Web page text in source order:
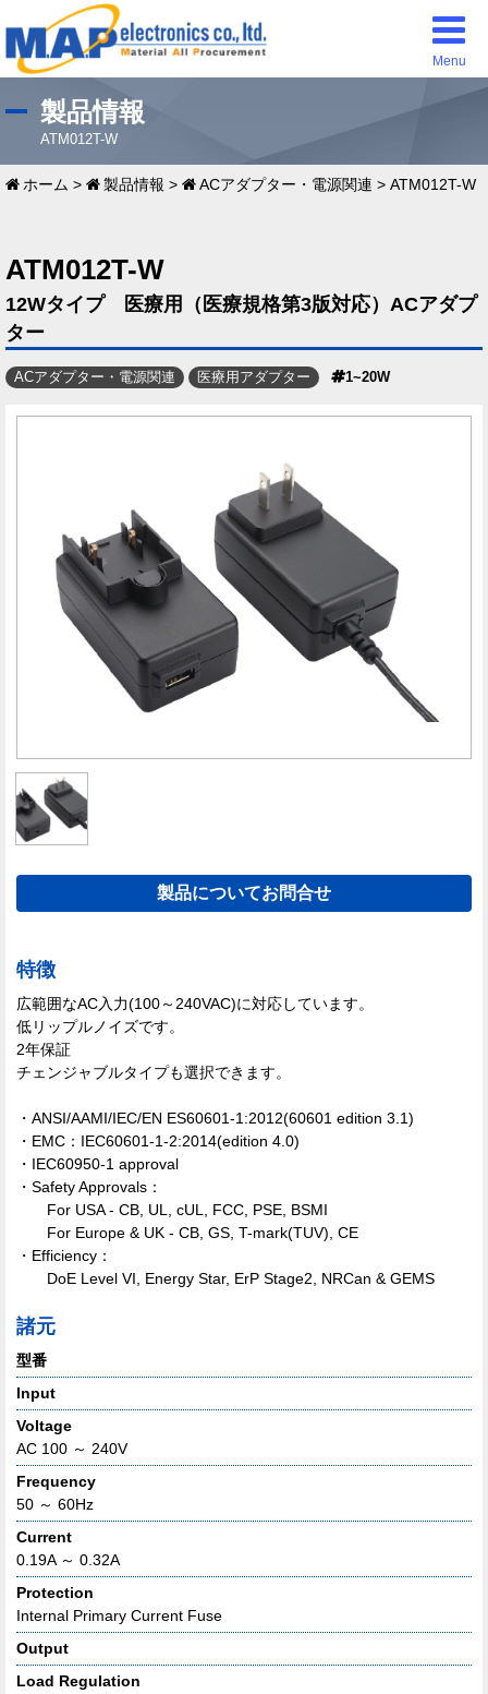
Menu
製品情報
ATM012T-W
ホーム > 製品情報 > ACアダプター・電源関連 > ATM012T-W
ATM012T-W
12Wタイプ 医療用（医療規格第3版対応）ACアダプ
ター
ACアダプター・電源関連 医療用アダプター 1~20W
製品についてお問合せ
特徴
広範囲なAC入力(100～240VAC)に対応しています。
低リップルノイズです。
2年保証
チェンジャブルタイプも選択できます。
・ANSI/AAMI/IEC/EN ES60601-1:2012(60601 edition 3.1)
・EMC：IEC60601-1-2:2014(edition 4.0)
・IEC60950-1 approval
・Safety Approvals：
For USA - CB, UL, cUL, FCC, PSE, BSMI
For Europe & UK - CB, GS, T-mark(TUV), CE
・Efficiency：
DoE Level VI, Energy Star, ErP Stage2, NRCan & GEMS
諸元
型番
Input
Voltage
AC 100 ～ 240V
Frequency
50 ～ 60Hz
Current
0.19A ～ 0.32A
Protection
Internal Primary Current Fuse
Output
Load Regulation